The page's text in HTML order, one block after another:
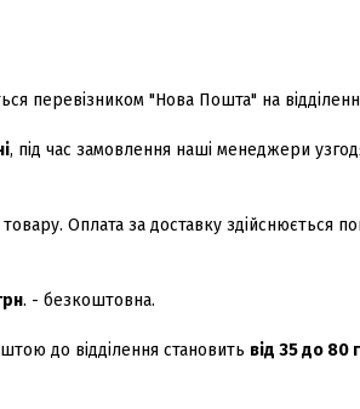
перевізником "Нова Пошта" на
, під час замовлення наші менеджери
Оплата за доставку здійснюється
. - безкоштовна.
до відділення становить від 35 до 80